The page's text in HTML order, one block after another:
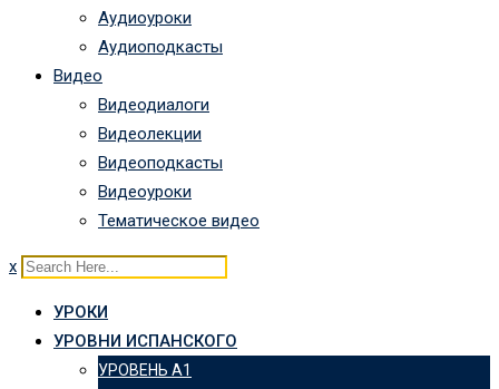
Аудиоуроки
Аудиоподкасты
Видео
Видеодиалоги
Видеолекции
Видеоподкасты
Видеоуроки
Тематическое видео
x
УРОКИ
УРОВНИ ИСПАНСКОГО
УРОВЕНЬ А1